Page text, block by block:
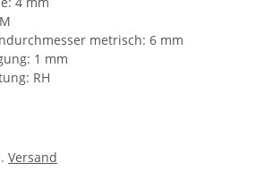
metrisch: 6 mm
1 mm
RH
Versand